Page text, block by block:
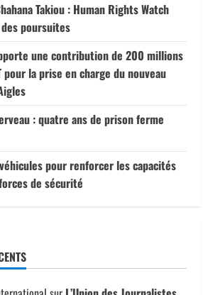
Takiou : Human Rights Watch
des poursuites
une contribution de 200 millions
pour la prise en charge du nouveau
: quatre ans de prison ferme
pour renforcer les capacités
de sécurité